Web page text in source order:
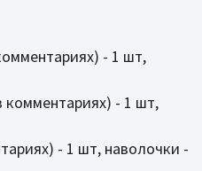
- 1 шт,
комментариях) - 1 шт,
- 1 шт, наволочки -